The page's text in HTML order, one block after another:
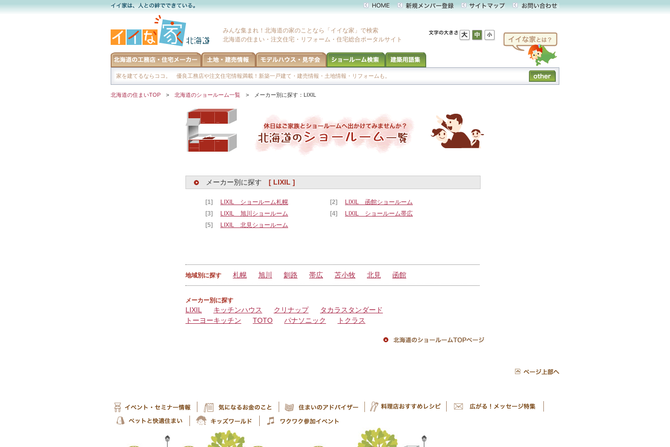
みんな集まれ！北海道の家のことなら「イイな家」で検索
北海道の住まい・注文住宅・リフォーム・住宅総合ポータルサイト
家を建てるならココ。 優良工務店や注文住宅情報満載！新築一戸建て・建売情報・土地情報・リフォームも。
北海道の住まいTOP > 北海道のショールーム一覧 > メーカー別に探す：LIXIL
メーカー別に探す [ LIXIL ]
[1] LIXIL ショールーム札幌 [2]
LIXIL 函館ショールーム
[3]
LIXIL 旭川ショールーム [4]
LIXIL ショールーム帯広
[5]
LIXIL 北見ショールーム
地域別に探す 札幌 旭川 釧路 帯広 苫小牧 北見 函館
メーカー別に探す
LIXIL キッチンハウス クリナップ
タカラスタンダード
トーヨーキッチン
TOTO パナソニック トクラス